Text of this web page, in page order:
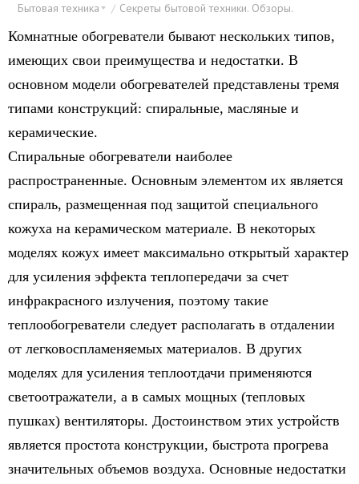
Бытовая техника Секреты бытовой техники. Обзоры.
Комнатные обогреватели бывают нескольких типов,
имеющих свои преимущества и недостатки. В
основном модели обогревателей представлены тремя
типами конструкций: спиральные, масляные и
керамические.
Спиральные обогреватели наиболее
распространенные. Основным элементом их является
спираль, размещенная под защитой специального
кожуха на керамическом материале. В некоторых
моделях кожух имеет максимально открытый характер
для усиления эффекта теплопередачи за счет
инфракрасного излучения, поэтому такие
теплообогреватели следует располагать в отдалении
от легковоспламеняемых материалов. В других
моделях для усиления теплоотдачи применяются
светоотражатели, а в самых мощных (тепловых
пушках) вентиляторы. Достоинством этих устройств
является простота конструкции, быстрота прогрева
значительных объемов воздуха. Основные недостатки